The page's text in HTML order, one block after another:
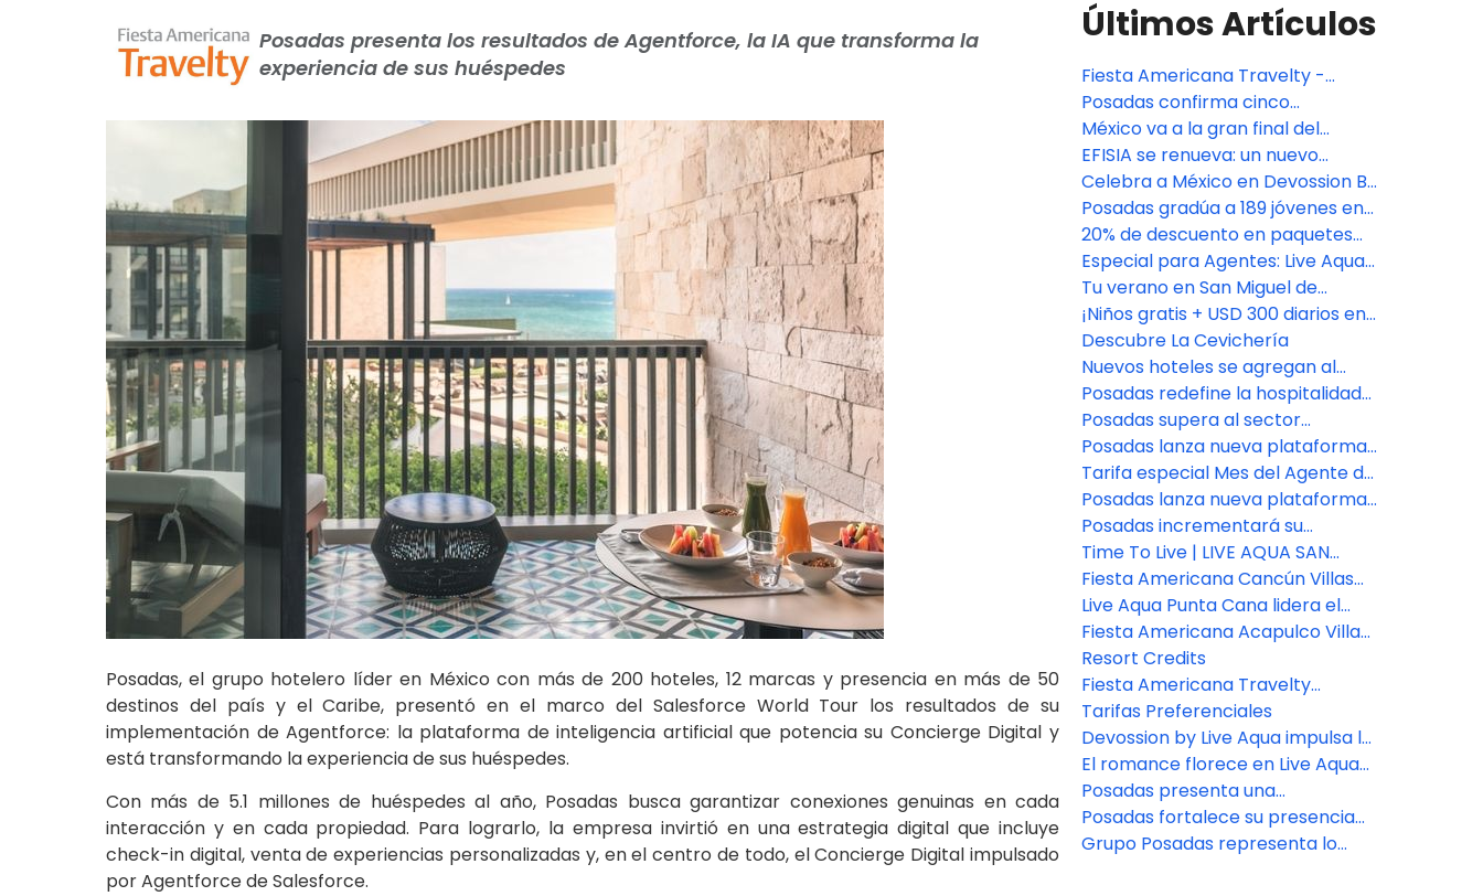
Posadas presenta los resultados de Agentforce, la IA que transforma la
experiencia de sus huéspedes
Posadas, el grupo hotelero líder en México con más de 200 hoteles, 12 marcas y presencia en más de 50
destinos del país y el Caribe, presentó en el marco del Salesforce World Tour los resultados de su
implementación de Agentforce: la plataforma de inteligencia artificial que potencia su Concierge Digital y
está transformando la experiencia de sus huéspedes.
Con más de 5.1 millones de huéspedes al año, Posadas busca garantizar conexiones genuinas en cada
interacción y en cada propiedad. Para lograrlo, la empresa invirtió en una estrategia digital que incluye
check-in digital, venta de experiencias personalizadas y, en el centro de todo, el Concierge Digital impulsado
por Agentforce de Salesforce.
Últimos Artículos
Fiesta Americana Travelty -
Oferta especial TA DEAL
Posadas confirma cinco
aperturas premium en México:
Isla Mujeres, Riviera Maya y CDMX
México va a la gran final del
Bocuse d'Or 2027, con jurado de
Fiesta Americana Travelty
EFISIA se renueva: un nuevo
refugio mediterráneo en Fiesta
Americana Riviera Nayarit
Celebra a México en Devossion By
Live Aqua
Posadas gradúa a 189 jóvenes en
su programa de
empoderamiento educativo
20% de descuento en paquetes
vacacionales con Fiesta
Americana Travelty Collection
Especial para Agentes: Live Aqua
San Miguel de Allende
Tu verano en San Miguel de
Allende comienza aquí
¡Niños gratis + USD 300 diarios en
Resort Credit en Grand Fiesta
Americana Los Cabos!
Descubre La Cevichería
Nuevos hoteles se agregan al
portafolio de Posadas
Posadas redefine la hospitalidad
con el lanzamiento de Fiesta
Americana Travelty Exclusive
Experiences
Posadas supera al sector
hotelero en experiencia del
cliente
Posadas lanza nueva plataforma
de reservas para asesores de
viajes
Tarifa especial Mes del Agente de
Viajes: Fiesta Americana Travelty
Collection
Posadas lanza nueva plataforma
de reservas para asesores de
viajes
Posadas incrementará su
inventario de habitaciones en un
7% este año
Time To Live | LIVE AQUA SAN
MIGUEL DE ALLENDE
Fiesta Americana Cancún Villas
presenta dos nuevas categorías
de Villas Premium en Punta
Cancún
Live Aqua Punta Cana lidera el
bienestar en República
Dominicana
Fiesta Americana Acapulco Villas:
Nuevos espacios para vivir
experiencias inolvidables
Resort Credits
Fiesta Americana Travelty
presenta nuevas marcas y
destinos.
Tarifas Preferenciales
Devossion by Live Aqua impulsa la
expansión de Posadas
El romance florece en Live Aqua
San Miguel de Allende
Posadas presenta una
experiencia de bienestar en
Zamna Festival 2026
Posadas fortalece su presencia
en el sureste con la apertura del
Grupo Posadas representa lo